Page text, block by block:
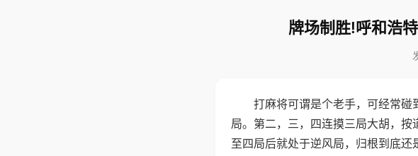
牌场制胜!呼和浩
打麻将可谓是个老手，可经常
局。第二，三，四连摸三局大胡，按
至四局后就处于逆风局，归根到底还